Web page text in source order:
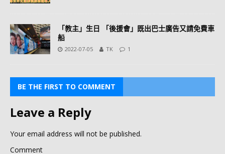
「教主」生日 「後援會」既出巴士廣告又請免費車
船
2022-07-05 TK 1
BE THE FIRST TO COMMENT
Leave a Reply
Your email address will not be published.
Comment